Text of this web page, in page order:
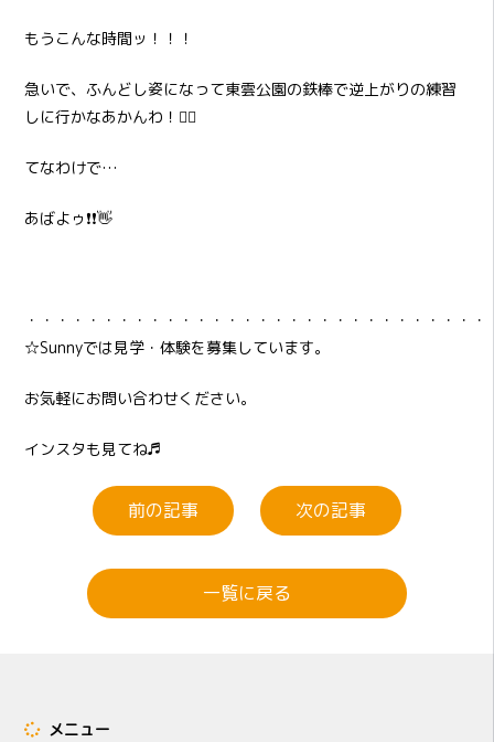
もうこんな時間ッ！！！
急いで、ふんどし姿になって東雲公園の鉄棒で逆上がりの練習
しに行かなあかんわ！🏋️‍♂️
てなわけで…
あばよゥ❗❗👋
・・・・・・・・・・・・・・・・・・・・・・・・・・・・・・
☆Sunnyでは見学・体験を募集しています。
お気軽にお問い合わせください。
インスタも見てね♬
前の記事 次の記事
一覧に戻る
メニュー